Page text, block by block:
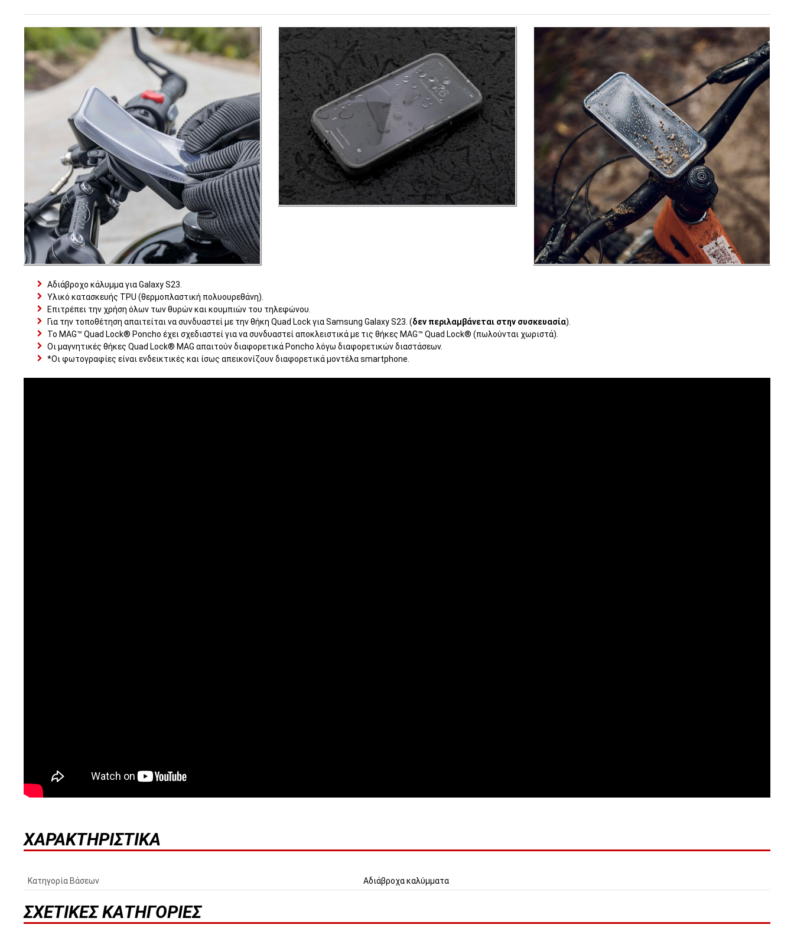
Αδιάβροχο κάλυμμα για Galaxy S23.
Υλικό κατασκευής TPU (θερμοπλαστική πολυουρεθάνη).
Επιτρέπει την χρήση όλων των θυρών και κουμπιών του τηλεφώνου.
Για την τοποθέτηση απαιτείται να συνδυαστεί με την θήκη Quad Lock για Samsung Galaxy S23. (δεν περιλαμβάνεται στην συσκευασία).
Το MAG™ Quad Lock® Poncho έχει σχεδιαστεί για να συνδυαστεί αποκλειστικά με τις θήκες MAG™ Quad Lock® (πωλούνται χωριστά).
Οι μαγνητικές θήκες Quad Lock® MAG απαιτούν διαφορετικά Poncho λόγω διαφορετικών διαστάσεων.
*Οι φωτογραφίες είναι ενδεικτικές και ίσως απεικονίζουν διαφορετικά μοντέλα smartphone.
ΧΑΡΑΚΤΗΡΙΣΤΙΚΆ
Κατηγορία Βάσεων Αδιάβροχα καλύμματα
ΣΧΕΤΙΚΈΣ ΚΑΤΗΓΟΡΊΕΣ